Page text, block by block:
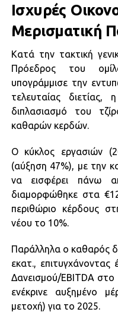
Ισχυρές
Μερισματική
Κατά την τακτική
Πρόεδρος του
υπογράμμισε την
τελευταίας διετίας,
διπλασιασμό του
καθαρών κερδών.
Ο κύκλος εργασιών
(αύξηση 47%), με την
να εισφέρει πάνω
διαμορφώθηκε στα
περιθώριο κέρδους
νέου το 10%.
Παράλληλα ο καθαρός
εκατ., επιτυγχάνοντας
Δανεισμού/EBITDA
ενέκρινε αυξημένο
μετοχή) για το 2025.